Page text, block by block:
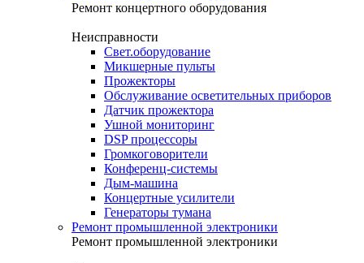
Ремонт концертного оборудования
Неисправности
Свет.оборудование
Микшерные пульты
Прожекторы
Обслуживание осветительных приборов
Датчик прожектора
Ушной мониторинг
DSP процессоры
Громкоговорители
Конференц-системы
Дым-машина
Концертные усилители
Генераторы тумана
Ремонт промышленной электроники
Ремонт промышленной электроники